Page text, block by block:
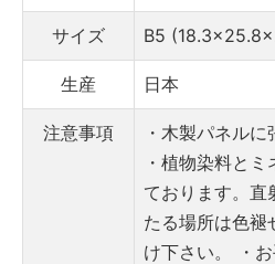
サイズ B5
生産 日本
注意事項
・木製パネルに
・植物染料と
ております。直
たる場所は色褪
け下さい。
・